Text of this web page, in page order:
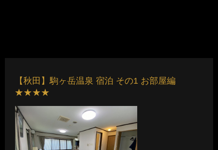
【秋田】駒ヶ岳温泉 宿泊 その1 お部屋編
★★★★